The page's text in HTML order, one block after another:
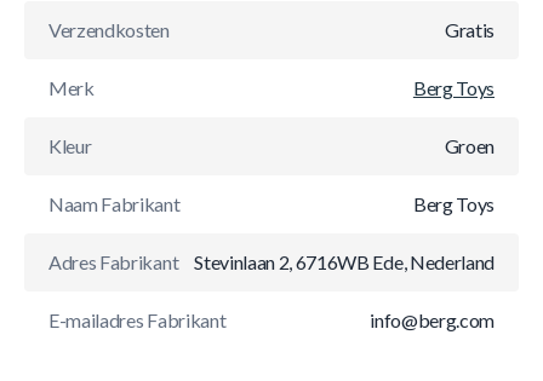
Verzendkosten Gratis
Merk Berg Toys
Kleur Groen
Naam Fabrikant Berg Toys
Adres Fabrikant Stevinlaan 2, 6716WB Ede, Nederland
E-mailadres Fabrikant info@berg.com